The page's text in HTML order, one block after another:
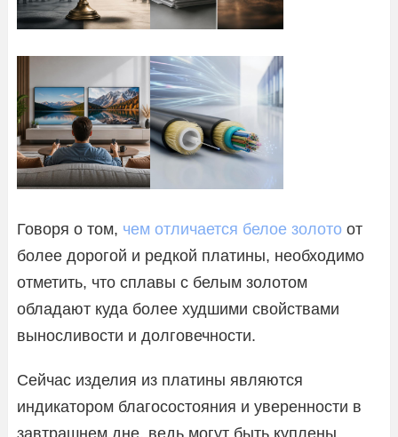
Говоря о том, чем отличается белое золото от
более дорогой и редкой платины, необходимо
отметить, что сплавы с белым золотом
обладают куда более худшими свойствами
выносливости и долговечности.
Сейчас изделия из платины являются
индикатором благосостояния и уверенности в
завтрашнем дне, ведь могут быть куплены